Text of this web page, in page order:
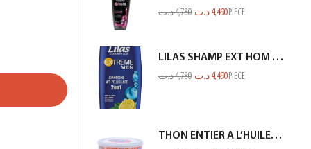
4,780د.ت 4,490 د.ت PIECE
LILAS SHAMP EXT HOM ANTI PEL CITRON BLEU 350ML
4,780د.ت 4,490 د.ت PIECE
THON ENTIER A L’HUILE D’OLIVE SIDI DAOUD 950G